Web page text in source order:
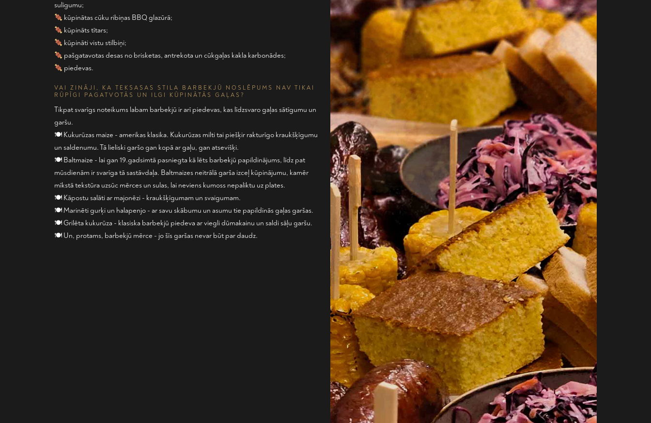
sulīgumu;
kūpinātas cūku ribiņas BBQ glazūrā;
kūpināts tītars;
kūpināti vistu stilbiņi;
pašgatavotas desas no brisketas, antrekota un cūkgaļas kakla karbonādes;
piedevas.
VAI ZINĀJI, KA TEKSASAS STILA BARBEKJŪ NOSLĒPUMS NAV TIKAI
RŪPĪGI PAGATVOTĀS UN ILGI KŪPINĀTĀS GAĻAS?
Tikpat svarīgs noteikums labam barbekjū ir arī piedevas, kas līdzsvaro gaļas sātīgumu un
garšu.
🍽 Kukurūzas maize - amerikas klasika. Kukurūzas milti tai piešķir rakturīgo kraukšķīgumu
un saldenumu. Tā lieliski garšo gan kopā ar gaļu, gan atsevišķi.
🍽 Baltmaize - lai gan 19.gadsimtā pasniegta kā lēts barbekjū papildinājums, līdz pat
mūsdienām ir svarīga tā sastāvdaļa. Baltmaizes neitrālā garša izceļ kūpinājumu, kamēr
mīkstā tekstūra uzsūc mērces un sulas, lai neviens kumoss nepaliktu uz plates.
🍽 Kāpostu salāti ar majonēzi - kraukšķīgumam un svaigumam.
🍽 Marinēti gurķi un halapenjo - ar savu skābumu un asumu tie papildinās gaļas garšas.
🍽 Grilēta kukurūza - klasiska barbekjū piedeva ar viegli dūmakainu un saldi sāļu garšu.
🍽 Un, protams, barbekjū mērce - jo šīs garšas nevar būt par daudz.